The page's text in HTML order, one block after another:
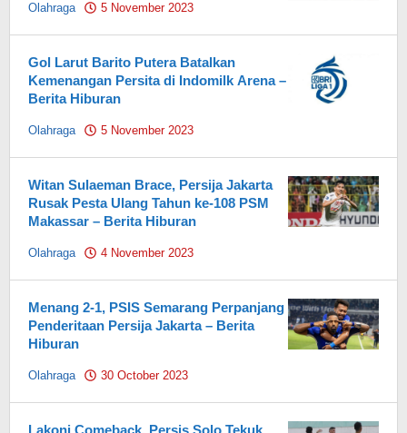
Olahraga 5 November 2023
Gol Larut Barito Putera Batalkan
Kemenangan Persita di Indomilk Arena –
Berita Hiburan
Olahraga 5 November 2023
Witan Sulaeman Brace, Persija Jakarta
Rusak Pesta Ulang Tahun ke-108 PSM
Makassar – Berita Hiburan
Olahraga 4 November 2023
Menang 2-1, PSIS Semarang Perpanjang
Penderitaan Persija Jakarta – Berita
Hiburan
Olahraga 30 October 2023
Lakoni Comeback, Persis Solo Tekuk